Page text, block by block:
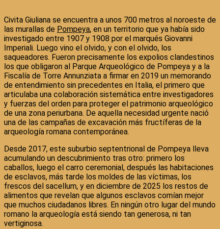
Civita Giuliana se encuentra a unos 700 metros al noroeste de
las murallas de Pompeya, en un territorio que ya había sido
investigado entre 1907 y 1908 por el marqués Giovanni
Imperiali. Luego vino el olvido, y con el olvido, los
saqueadores. Fueron precisamente los expolios clandestinos
los que obligaron al Parque Arqueológico de Pompeya y a la
Fiscalía de Torre Annunziata a firmar en 2019 un memorando
de entendimiento sin precedentes en Italia, el primero que
articulaba una colaboración sistemática entre investigadores
y fuerzas del orden para proteger el patrimonio arqueológico
de una zona periurbana. De aquella necesidad urgente nació
una de las campañas de excavación más fructíferas de la
arqueología romana contemporánea.
Desde 2017, este suburbio septentrional de Pompeya lleva
acumulando un descubrimiento tras otro: primero los
caballos, luego el carro ceremonial, después las habitaciones
de esclavos, más tarde los moldes de las víctimas, los
frescos del sacellum, y en diciembre de 2025 los restos de
alimentos que revelan que algunos esclavos comían mejor
que muchos ciudadanos libres. En ningún otro lugar del mundo
romano la arqueología está siendo tan generosa, ni tan
vertiginosa.